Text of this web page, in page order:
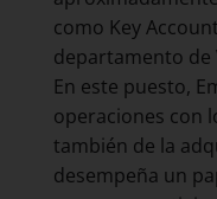
como Key
departamento de
En este puesto,
operaciones con
también de la
desempeña un